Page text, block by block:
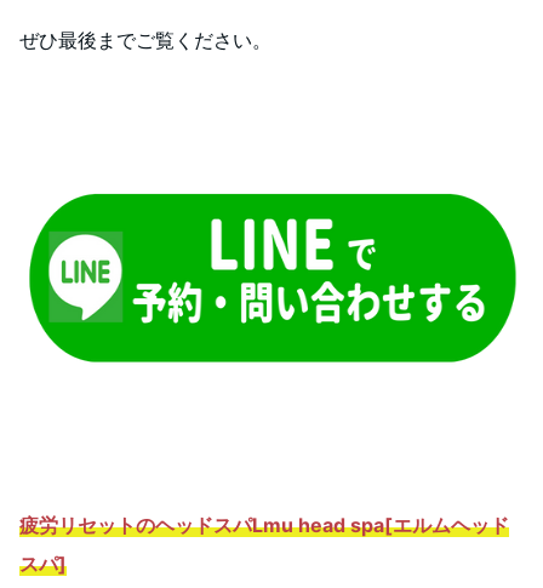
ぜひ最後までご覧ください。
疲労リセットのヘッドスパLmu head spa[エルムヘッド
スパ]